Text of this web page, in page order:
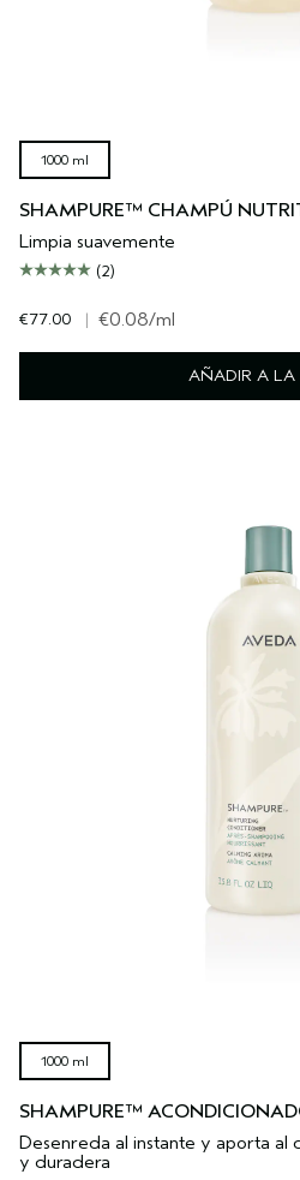
1000 ml
SHAMPURE™ CHAMPÚ
Limpia suavemente
(2)
€77.00 | €0.08/ml
AÑADIR A LA
1000 ml
SHAMPURE™
Desenreda al instante y aporta al
y duradera